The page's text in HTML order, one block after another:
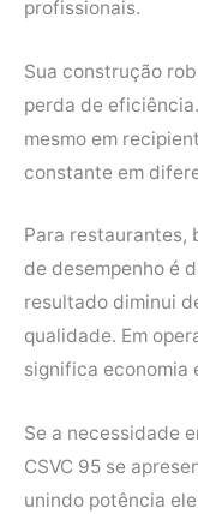
profissionais.
Sua construção
perda de
mesmo em
constante em
Para restaurantes,
de desempenho é
resultado diminui
qualidade. Em
significa economia
Se a necessidade
CSVC 95 se
unindo potência